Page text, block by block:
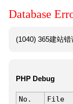
Database
(1040) 365建站
PHP Debug
No. File